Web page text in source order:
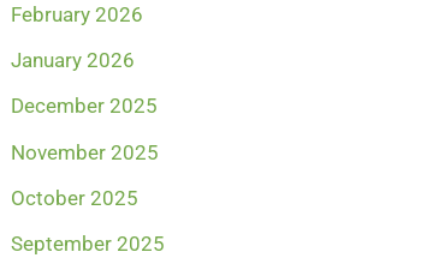
February 2026
January 2026
December 2025
November 2025
October 2025
September 2025